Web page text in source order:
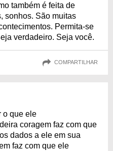
também é feita de
sonhos. São muitas
Permita-se
verdadeiro. Seja você.
COMPARTILHAR
o que ele
coragem faz com que
dados a ele em sua
faz com que ele